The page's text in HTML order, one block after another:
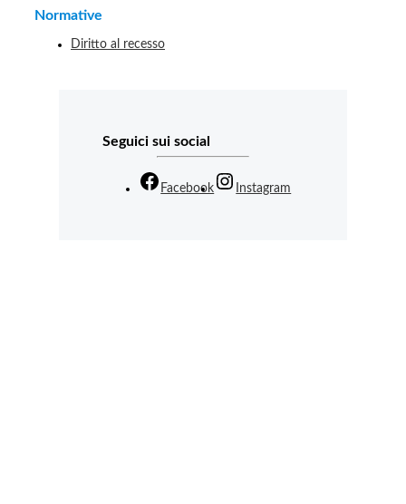
Normative
Diritto al recesso
Seguici sui social
Facebook Instagram